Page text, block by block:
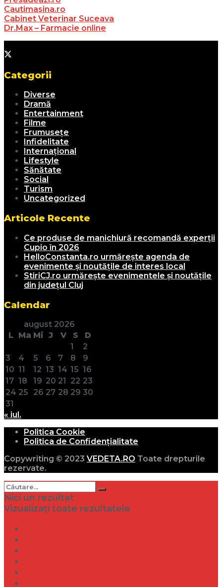
Cautimasina.ro
Cabinet Veterinar Suceava
Dr.Max – Farmacie online
Categorii
Diverse
Dramă
Entertainment
Filme
Frumusețe
Infidelitate
Internațional
Lifestyle
Sănătate
Social
Turism
Uncategorized
Articole Recente
Ce produse de manichiură recomandă experții
Cupio în 2026
HelloConstanta.ro urmărește agenda de
evenimente și noutățile de interes local
StiriCJ.ro urmărește evenimentele și noutățile
din județul Cluj
Calendar
august 2026
L Ma Mi J V S
D
1
2
3
4 5 6 7 8
9
10 11 12 13 14 15 16
17 18 19 20 21 22 23
24 25 26 27 28 29 30
31
« iul.
Politica Cookie
Politica de Confidențialitate
Copywriting © 2023 VEDETA.RO Toate drepturile
rezervate.
Nici un rezultat
Vizualizați toate rezultatele